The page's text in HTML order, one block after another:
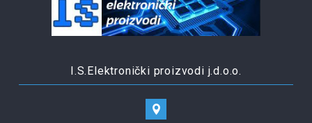
I.S.Elektronički proizvodi j.d.o.o.